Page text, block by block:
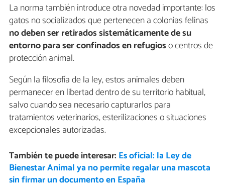
La norma también introduce otra novedad importante: los
gatos no socializados que pertenecen a colonias felinas
no deben ser retirados sistemáticamente de su
entorno para ser confinados en refugioso centros de
protección animal.
Según la filosofía de la ley, estos animales deben
permanecer en libertad dentro de su territorio habitual,
salvo cuando sea necesario capturarlos para
tratamientos veterinarios, esterilizaciones o situaciones
excepcionales autorizadas.
También te puede interesar: Es oficial: la Ley de
Bienestar Animal ya no permite regalar una mascota
sin firmar un documento en España